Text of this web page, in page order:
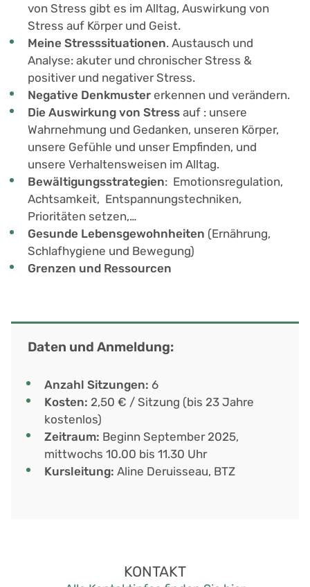
von Stress gibt es im Alltag, Auswirkung von
Stress auf Körper und Geist.
Meine Stresssituationen. Austausch und
Analyse: akuter und chronischer Stress &
positiver und negativer Stress.
Negative Denkmuster erkennen und verändern.
Die Auswirkung von Stress auf : unsere
Wahrnehmung und Gedanken, unseren Körper,
unsere Gefühle und unser Empfinden, und
unsere Verhaltensweisen im Alltag.
Bewältigungsstrategien: Emotionsregulation,
Achtsamkeit, Entspannungstechniken,
Prioritäten setzen,…
Gesunde Lebensgewohnheiten (Ernährung,
Schlafhygiene und Bewegung)
Grenzen und Ressourcen
Daten und Anmeldung:
Anzahl Sitzungen: 6
Kosten: 2,50 € / Sitzung (bis 23 Jahre
kostenlos)
Zeitraum: Beginn September 2025,
mittwochs 10.00 bis 11.30 Uhr
Kursleitung: Aline Deruisseau, BTZ
KONTAKT